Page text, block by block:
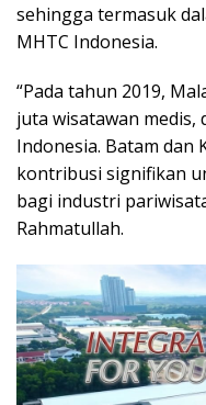
sehingga termasuk
MHTC Indonesia.
“Pada tahun 2019,
juta wisatawan medis,
Indonesia. Batam dan
kontribusi signifikan
bagi industri
Rahmatullah.